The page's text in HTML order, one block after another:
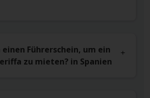
Führerschein, um ein
zu mieten? in Spanien